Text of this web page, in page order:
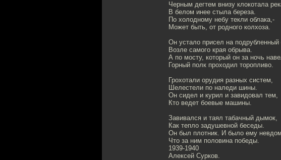
Черным дегтем внизу клокотала
В белом инее стыла береза.
По холодному небу текли облака,-
Может быть, от родного колхоза.
Он устало присел на подрубленный
Возле самого края обрыва.
А по мосту, который он за ночь
Горный полк проходил торопливо.
Грохотали орудия разных систем,
Шелестели по наледи шины.
Он сидел и курил и завидовал тем,
Кто ведет боевые машины.
Завивался и таял табачный дымок,
Как тепло задушевной беседы.
Он был плотник. И было ему
Что за ним половина победы.
1939-1940
Алексей Сурков.